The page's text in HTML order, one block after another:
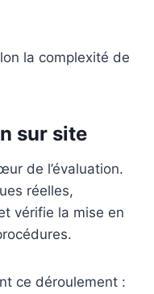
la complexité de
sur site
de l’évaluation.
réelles,
vérifie la mise en
ce déroulement :